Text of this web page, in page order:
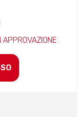
APPROVAZIONE